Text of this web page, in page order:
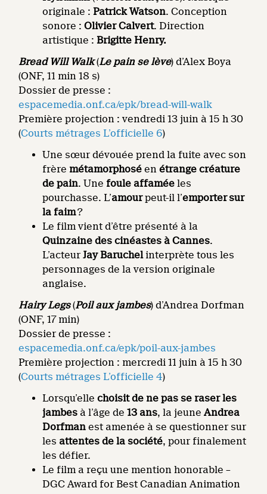
originale :Patrick Watson. Conception
sonore :Olivier Calvert. Direction
artistique :Brigitte Henry.
Bread Will Walk(Le pain se lève) d’Alex Boya
(ONF, 11 min 18 s)
Dossier de presse :
espacemedia.onf.ca/epk/bread-will-walk
Première projection : vendredi 13 juin à 15 h 30
(Courts métrages L’officielle 6)
Une sœur dévouée prend la fuite avec son
frère métamorphoséenétrange créature
de pain. Une foule affamée les
pourchasse. L’amourpeut-il l’emporter sur
la faim?
Le film vient d’être présenté à la
Quinzaine des cinéastes à Cannes.
L’acteurJay Baruchelinterprète tous les
personnages de la version originale
anglaise.
Hairy Legs(Poil aux jambes) d’Andrea Dorfman
(ONF, 17 min)
Dossier de presse :
espacemedia.onf.ca/epk/poil-aux-jambes
Première projection : mercredi 11 juin à 15 h 30
(Courts métrages L’officielle 4)
Lorsqu’ellechoisit de ne pas se raser les
jambes à l’âge de13 ans, la jeuneAndrea
Dorfman est amenée à se questionner sur
les attentes de la société, pour finalement
les défier.
Le film a reçu une mention honorable –
DGC Award for Best Canadian Animation